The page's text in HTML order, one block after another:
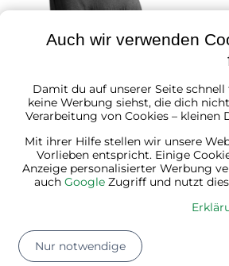
Liege ABERDEEN,
87x60x105cm, schwarz
105,50 €
Auch wir verwenden
Damit du auf unserer Seite
keine Werbung siehst, die dich
Verarbeitung von Cookies – kleinen
Mit ihrer Hilfe stellen wir unsere
Vorlieben entspricht. Einige
Anzeige personalisierter Werbung
auch Google Zugriff und nutzt
Nur notwendige